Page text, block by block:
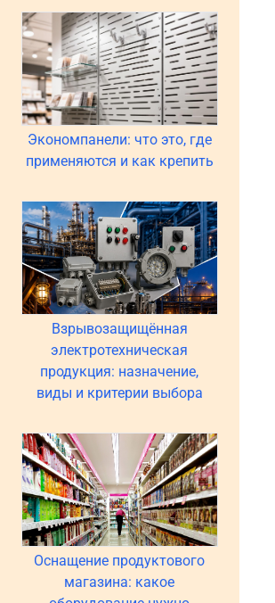
Экономпанели: что это, где
применяются и как крепить
Взрывозащищённая
электротехническая
продукция: назначение,
виды и критерии выбора
Оснащение продуктового
магазина: какое